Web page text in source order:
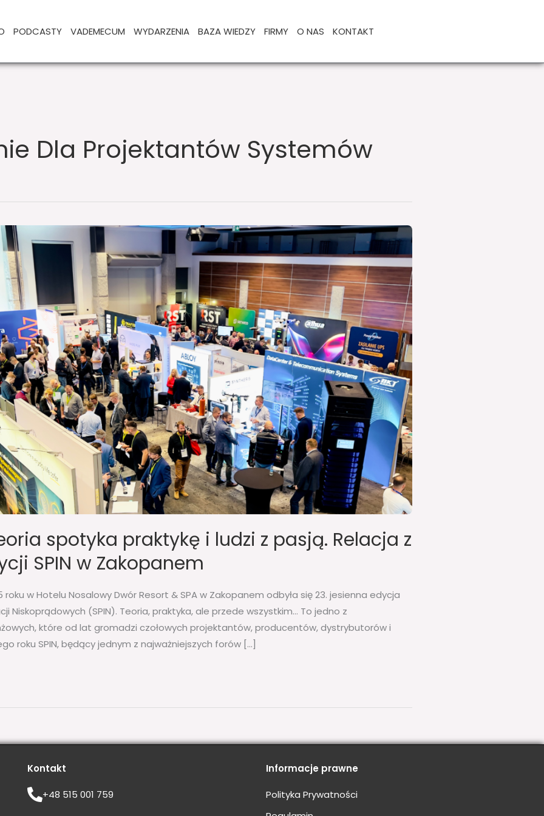
PODCASTY VADEMECUM WYDARZENIA BAZA WIEDZY FIRMY O NAS KONTAKT
Dla Projektantów Systemów
spotyka praktykę i ludzi z pasją. Relacja z
SPIN w Zakopanem
w Hotelu Nosalowy Dwór Resort & SPA w Zakopanem odbyła się 23. jesienna edycja
Niskoprądowych (SPIN). Teoria, praktyka, ale przede wszystkim… To jedno z
które od lat gromadzi czołowych projektantów, producentów, dystrybutorów i
roku SPIN, będący jednym z najważniejszych forów […]
Kontakt
+48 515 001 759
Informacje prawne
Polityka Prywatności